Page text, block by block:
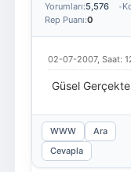
Yorumları:5,576
Rep Puanı:0
02-07-2007, Saat:
Güsel
WWW
Ara
Cevapla